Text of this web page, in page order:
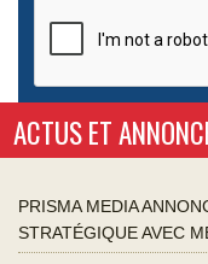
ACTUS ET
PRISMA MEDIA
STRATÉGIQUE AVEC